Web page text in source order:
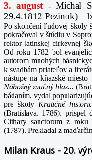
3. august -Michal
29.4.1812 Pezinok) –
Po skončení ľudovej školy
pokračoval v štúdiu v
rektor latinskej cirkevnej
Od roku 1782 bol
autorom mnohých
k svadbám priateľov a
nástupe na kňazské
Nábožný zvučný hlas...
bádaním, vydal
pre školy Kratičné
(Bratislava, 1786), prispel
Cithary sanctorum z
(1787). Prekladal z
Milan Kraus - 20.